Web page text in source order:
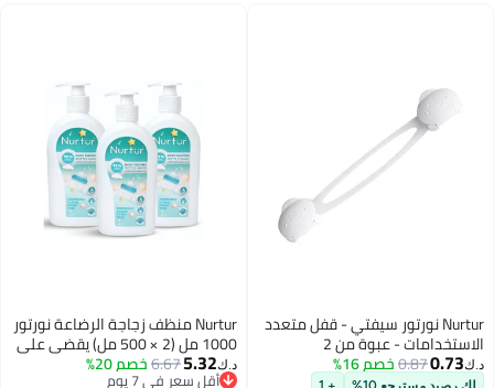
Nurtur نورتور سيفتي - قفل متعدد
الاستخدامات - عبوة من 2
د.ك‏0.73
0.87خصم 16%
Nurtur منظف زجاجة الرضاعة نورتور
1000 مل (2 × 500 مل) يقضي على
99% من البكتيريا، خالي من الكحول،د.ك‏5.32
6.67خصم 20%
أقل سعر في 7 يوم